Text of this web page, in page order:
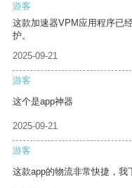
游客
这款加速器VPM应用程序已
护。
2025-09-21
游客
这个是app神器
2025-09-21
游客
这款app的物流非常快捷，我